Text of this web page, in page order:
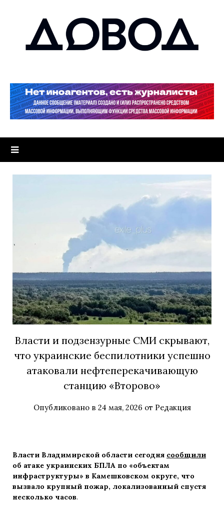
Власти и подзензурные СМИ скрывают,
что украинские беспилотники успешно
атаковали нефтеперекачивающую
станцию «Второво»
Опубликовано в 24 мая, 2026 от Редакция
Власти Владимирской области сегодня сообщили
об атаке украинских БПЛА по «объектам
инфраструктуры» в Камешковском округе, что
вызвало крупный пожар, локализованный спустя
несколько часов.